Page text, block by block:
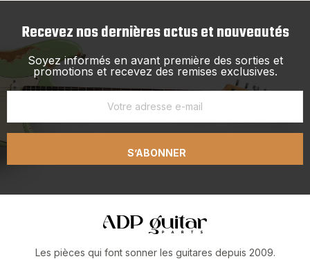
Recevez nos dernières actus et nouveautés
Soyez informés en avant première des sorties et
promotions et recevez des remises exclusives.
S’ABONNER
Les pièces qui font sonner les guitares depuis 2009.